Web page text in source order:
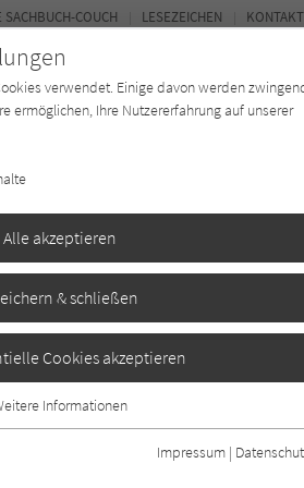
Magazin
SACHBUCH-COUCH LESEZEICHEN KONTAKT
verwendet. Einige davon werden
ermöglichen, Ihre Nutzererfahrung auf unserer
Alle akzeptieren
& schließen
Cookies akzeptieren
grundlegende Funktionen der Webseite
dass die Webseite einwandfrei
Informationen
Impressum |